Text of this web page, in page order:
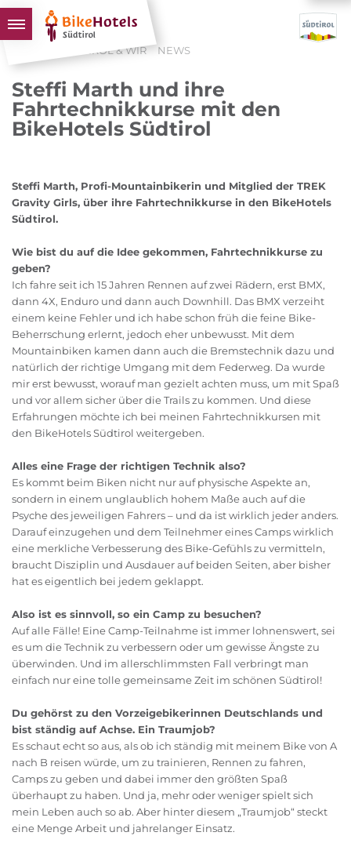
BIKEHOTELS
HOTELS & PAKETE
TOUREN & REVIERE
SCHLUSSLICHTER
SÜDTIROL & WIR NEWS
Steffi Marth und ihre
Fahrtechnikkurse mit den
BikeHotels Südtirol
Steffi Marth, Profi-Mountainbikerin und Mitglied der TREK
Gravity Girls, über ihre Fahrtechnikkurse in den BikeHotels
Südtirol.
Wie bist du auf die Idee gekommen, Fahrtechnikkurse zu
geben?
Ich fahre seit ich 15 Jahren Rennen auf zwei Rädern, erst BMX,
dann 4X, Enduro und dann auch Downhill. Das BMX verzeiht
einem keine Fehler und ich habe schon früh die feine Bike-
Beherrschung erlernt, jedoch eher unbewusst. Mit dem
Mountainbiken kamen dann auch die Bremstechnik dazu und
natürlich der richtige Umgang mit dem Federweg. Da wurde
mir erst bewusst, worauf man gezielt achten muss, um mit Spaß
und vor allem sicher über die Trails zu kommen. Und diese
Erfahrungen möchte ich bei meinen Fahrtechnikkursen mit
den BikeHotels Südtirol weitergeben.
Alles eine Frage der richtigen Technik also?
Es kommt beim Biken nicht nur auf physische Aspekte an,
sondern in einem unglaublich hohem Maße auch auf die
Psyche des jeweiligen Fahrers – und da ist wirklich jeder anders.
Darauf einzugehen und dem Teilnehmer eines Camps wirklich
eine merkliche Verbesserung des Bike-Gefühls zu vermitteln,
braucht Disziplin und Ausdauer auf beiden Seiten, aber bisher
hat es eigentlich bei jedem geklappt.
Also ist es sinnvoll, so ein Camp zu besuchen?
Auf alle Fälle! Eine Camp-Teilnahme ist immer lohnenswert, sei
es um die Technik zu verbessern oder um gewisse Ängste zu
überwinden. Und im allerschlimmsten Fall verbringt man
einfach nur eine tolle gemeinsame Zeit im schönen Südtirol!
Du gehörst zu den Vorzeigebikerinnen Deutschlands und
bist ständig auf Achse. Ein Traumjob?
Es schaut echt so aus, als ob ich ständig mit meinem Bike von A
nach B reisen würde, um zu trainieren, Rennen zu fahren,
Camps zu geben und dabei immer den größten Spaß
überhaupt zu haben. Und ja, mehr oder weniger spielt sich
mein Leben auch so ab. Aber hinter diesem „Traumjob“ steckt
eine Menge Arbeit und jahrelanger Einsatz.